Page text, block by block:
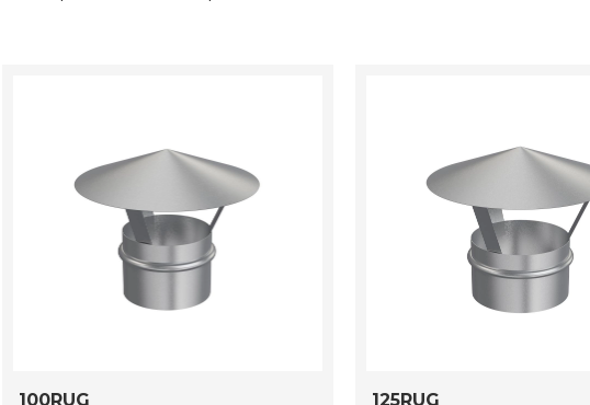
100RUG 125RUG